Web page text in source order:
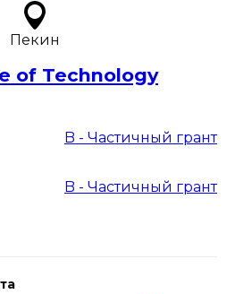
Пекин
of Technology
B - Частичный грант
B - Частичный грант